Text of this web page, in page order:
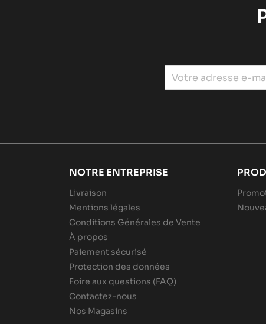
NOTRE ENTREPRISE
Livraison
Mentions légales
Conditions Générales de Vente
À propos
Paiement sécurisé
Protection des données
Foire aux questions (FAQ)
Contactez-nous
Nos Magasins